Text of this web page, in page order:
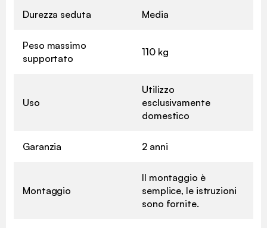
Durezza seduta Media
Peso massimo
supportato
110 kg
Uso
Utilizzo
esclusivamente
domestico
Garanzia 2 anni
Montaggio
Il montaggio è
semplice, le istruzioni
sono fornite.